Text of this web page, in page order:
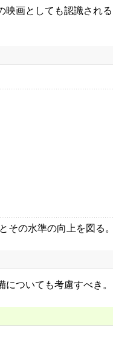
画としても認識され
の水準の向上を図る。
ついても考慮すべき。